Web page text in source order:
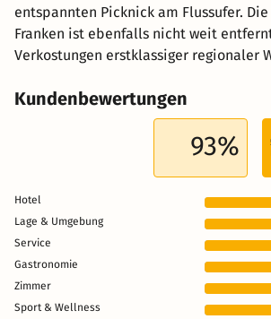
entspannten Picknick am Flussufer.
Franken ist ebenfalls nicht weit
Verkostungen erstklassiger regionaler
Kundenbewertungen
93%
Hotel
Lage & Umgebung
Service
Gastronomie
Zimmer
Sport & Wellness